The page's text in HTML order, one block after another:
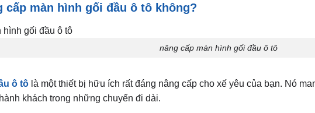
cấp màn hình gối đầu ô tô không?
nâng cấp màn hình gối đầu ô tô
ô tô là một thiết bị hữu ích rất đáng nâng cấp cho xế yêu của bạn. Nó
khách trong những chuyến đi dài.